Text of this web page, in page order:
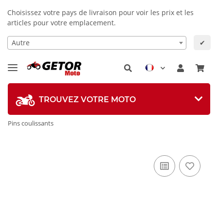
Choisissez votre pays de livraison pour voir les prix et les
articles pour votre emplacement.
Autre ✔
TROUVEZ VOTRE MOTO
Pins coulissants